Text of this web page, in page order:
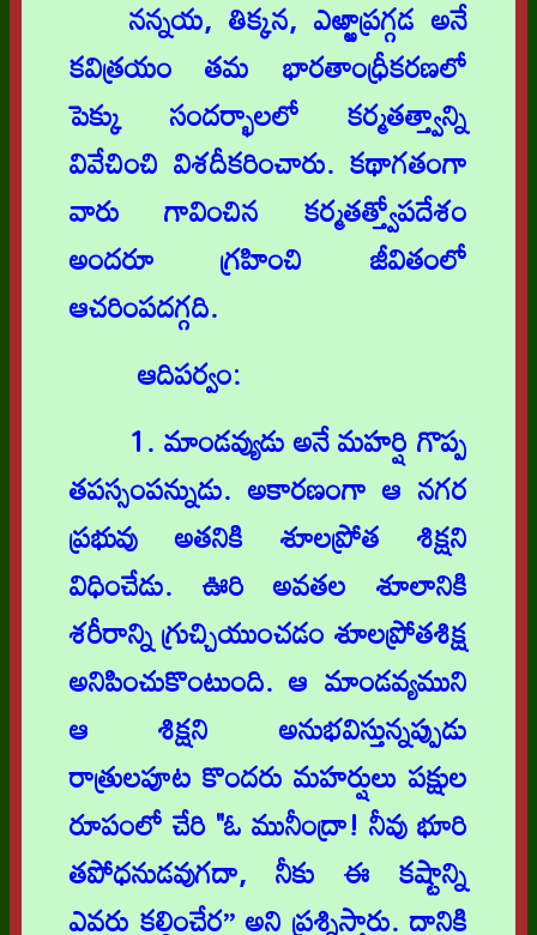
నన్నయ, తిక్కన, ఎఱ్ఱాప్రగ్గడ అనే
కవిత్రయం తమ భారతాంధ్రీకరణలో
పెక్కు సందర్భాలలో కర్మతత్త్వాన్ని
వివేచించి విశదీకరించారు. కథాగతంగా
వారు గావించిన కర్మతత్త్వోపదేశం
అందరూ గ్రహించి జీవితంలో
ఆచరింపదగ్గది.
ఆదిపర్వం:
1. మాండవ్యుడు అనే మహర్షి గొప్ప
తపస్సంపన్నుడు. అకారణంగా ఆ నగర
ప్రభువు అతనికి శూలప్రోత శిక్షని
విధించేడు. ఊరి అవతల శూలానికి
శరీరాన్ని గ్రుచ్చియుంచడం శూలప్రోతశిక్ష
అనిపించుకొంటుంది. ఆ మాండవ్యముని
ఆ శిక్షని అనుభవిస్తున్నప్పుడు
రాత్రులపూట కొందరు మహర్షులు పక్షుల
రూపంలో చేరి "ఓ మునీంద్రా! నీవు భూరి
తపోధనుడవుగదా, నీకు ఈ కష్టాన్ని
ఎవరు కల్గించేర” అని ప్రశ్నిస్తారు. దానికి